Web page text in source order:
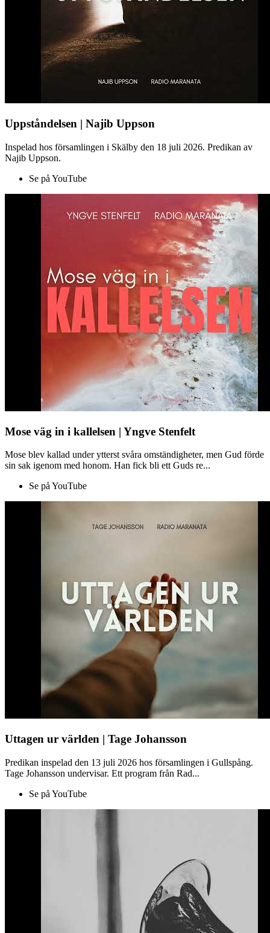
Uppståndelsen | Najib Uppson
Inspelad hos församlingen i Skälby den 18 juli 2026. Predikan av
Najib Uppson.
Se på YouTube
Mose väg in i kallelsen | Yngve Stenfelt
Mose blev kallad under ytterst svåra omständigheter, men Gud förde
sin sak igenom med honom. Han fick bli ett Guds re...
Se på YouTube
Uttagen ur världen | Tage Johansson
Predikan inspelad den 13 juli 2026 hos församlingen i Gullspång.
Tage Johansson undervisar. Ett program från Rad...
Se på YouTube